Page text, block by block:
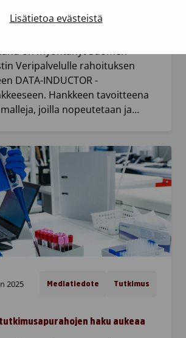
Lisätietoa evästeistä
on myöntänyt Suomen
Veripalvelulle rahoituksen
DATA-INDUCTOR -
Hankkeen tavoitteena
joilla nopeutetaan ja…
2025 Mediatiedote Tutkimus
haku aukeaa